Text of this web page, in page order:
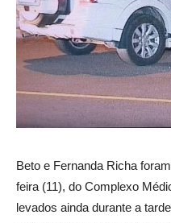
Beto e Fernanda Richa
feira (11), do Complexo
levados ainda durante a